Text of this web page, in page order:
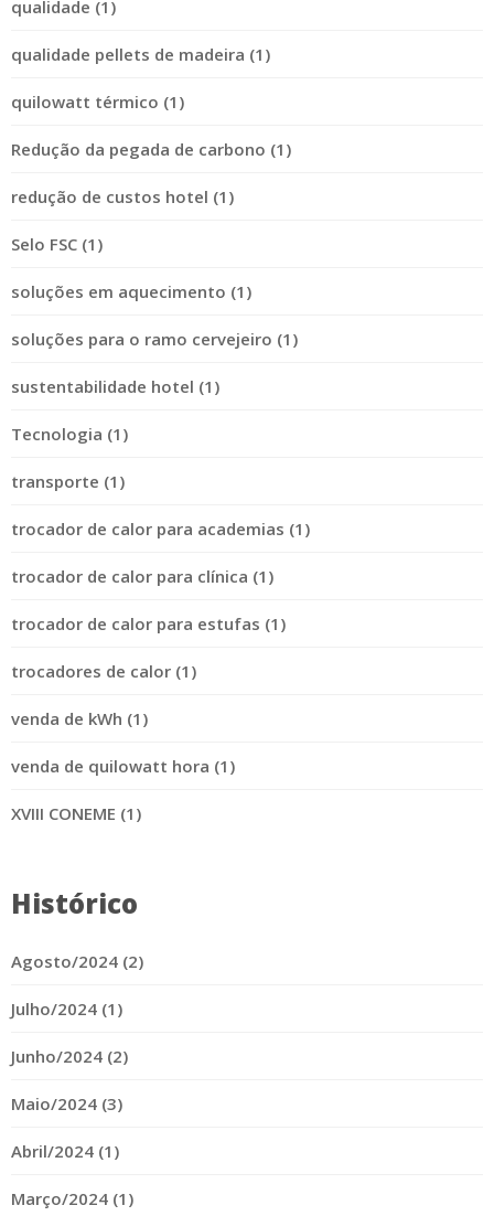
qualidade (1)
qualidade pellets de madeira (1)
quilowatt térmico (1)
Redução da pegada de carbono (1)
redução de custos hotel (1)
Selo FSC (1)
soluções em aquecimento (1)
soluções para o ramo cervejeiro (1)
sustentabilidade hotel (1)
Tecnologia (1)
transporte (1)
trocador de calor para academias (1)
trocador de calor para clínica (1)
trocador de calor para estufas (1)
trocadores de calor (1)
venda de kWh (1)
venda de quilowatt hora (1)
XVIII CONEME (1)
Histórico
Agosto/2024 (2)
Julho/2024 (1)
Junho/2024 (2)
Maio/2024 (3)
Abril/2024 (1)
Março/2024 (1)